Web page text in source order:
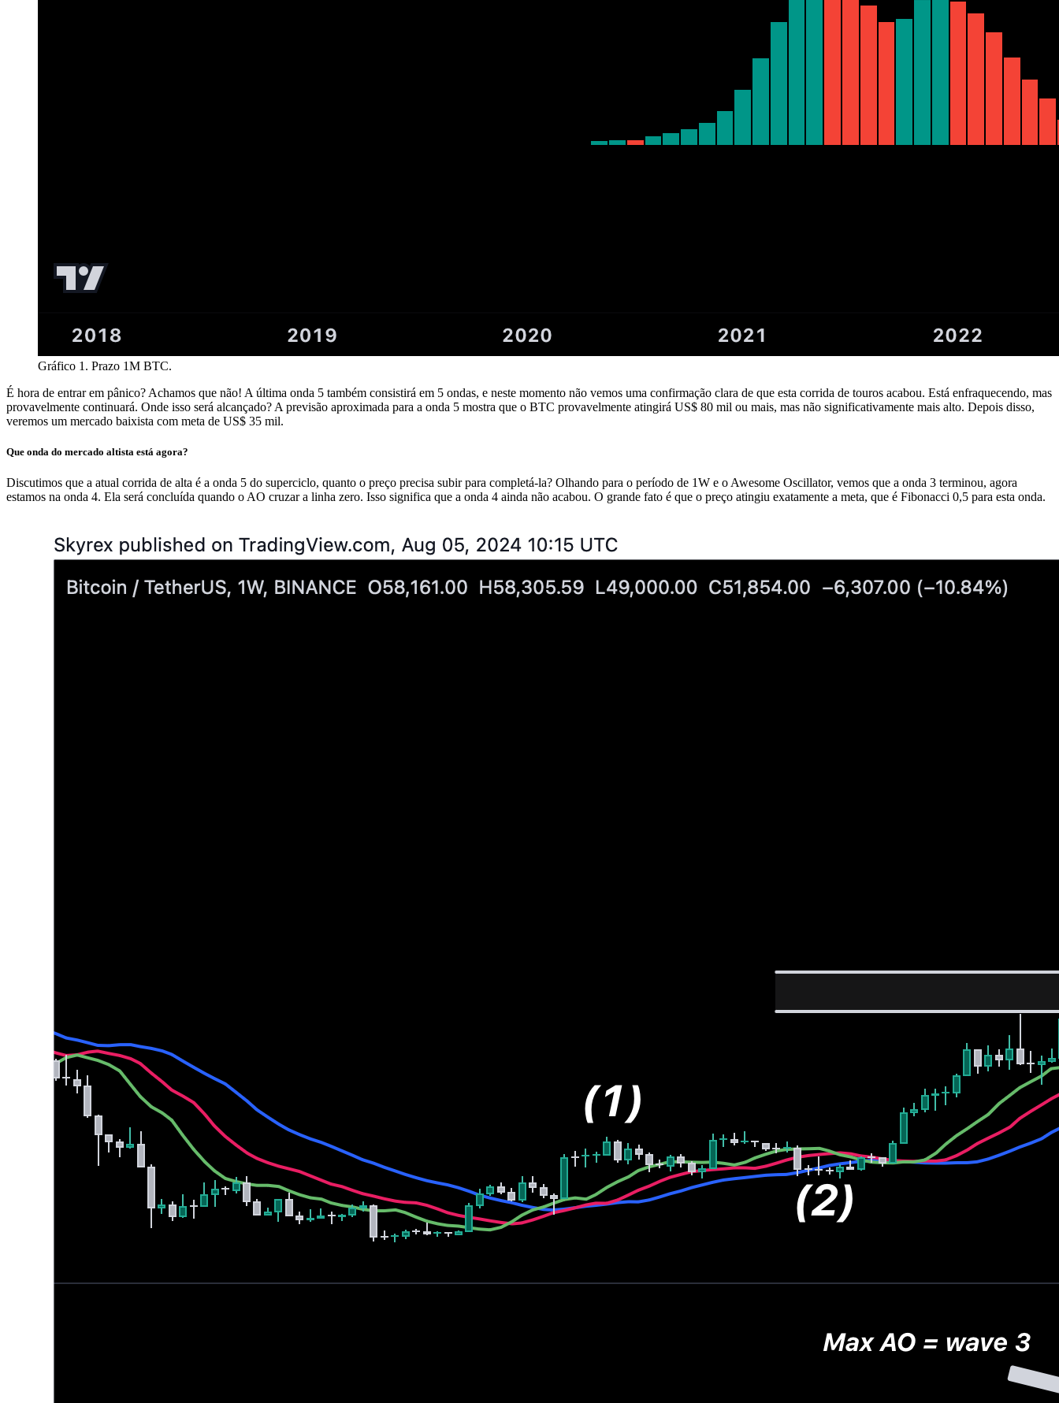
Gráfico 1. Prazo 1M BTC.
É hora de entrar em pânico? Achamos que não! A última onda 5 também consistirá em 5 ondas, e neste momento não vemos uma confirmação clara de que esta corrida de touros acabou. Está enfraquecendo, mas
provavelmente continuará. Onde isso será alcançado? A previsão aproximada para a onda 5 mostra que o BTC provavelmente atingirá US$ 80 mil ou mais, mas não significativamente mais alto. Depois disso,
veremos um mercado baixista com meta de US$ 35 mil.
Que onda do mercado altista está agora?
Discutimos que a atual corrida de alta é a onda 5 do superciclo, quanto o preço precisa subir para completá-la? Olhando para o período de 1W e o Awesome Oscillator, vemos que a onda 3 terminou, agora
estamos na onda 4. Ela será concluída quando o AO cruzar a linha zero. Isso significa que a onda 4 ainda não acabou. O grande fato é que o preço atingiu exatamente a meta, que é Fibonacci 0,5 para esta onda.